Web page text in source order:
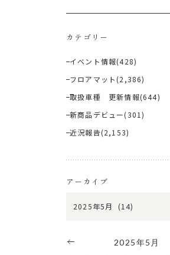
カテゴリー
イベント情報(428)
フロアマット (2,386)
取扱車種 更新情報(644)
新商品デビュー(301)
近況報告(2,153)
アーカイブ
2025年5月